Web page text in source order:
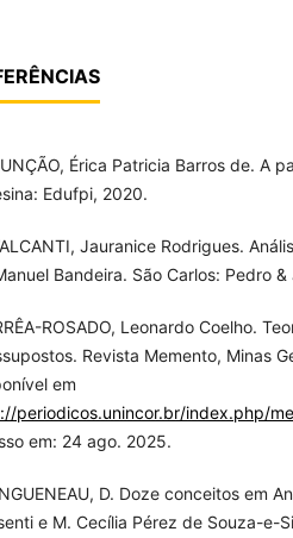
Érica Patricia Barros de. A
Edufpi, 2020.
Jauranice Rodrigues.
Bandeira. São Carlos: Pedro
ROSADO, Leonardo Coelho.
Revista Memento, Minas
em
periodicos.unincor.br/index.php/
em: 24 ago. 2025.
D. Doze conceitos em
e M. Cecília Pérez de Souza-e-